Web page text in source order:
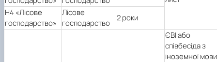
H4 «Лісове
господарство»
Лісове
господарство
2 роки
ЄВІ або
співбесіда з
іноземної